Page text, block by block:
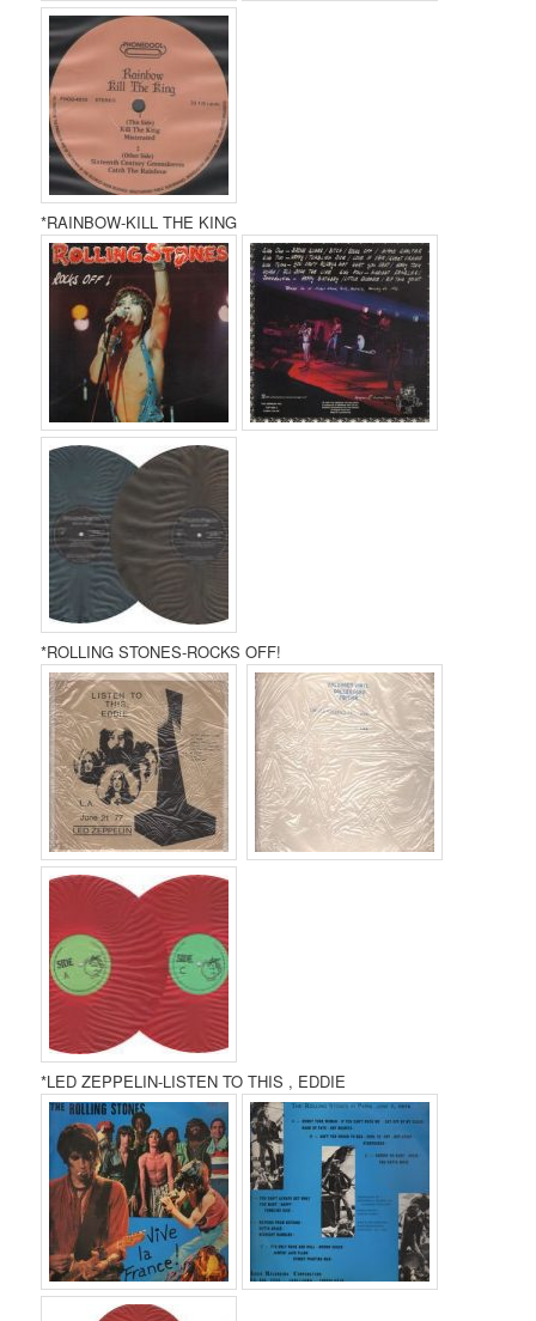
*RAINBOW-KILL THE KING
*ROLLING STONES-ROCKS OFF!
*LED ZEPPELIN-LISTEN TO THIS , EDDIE